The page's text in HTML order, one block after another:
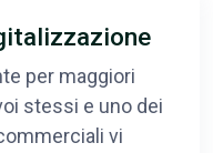
per maggiori
stessi e uno dei
vi